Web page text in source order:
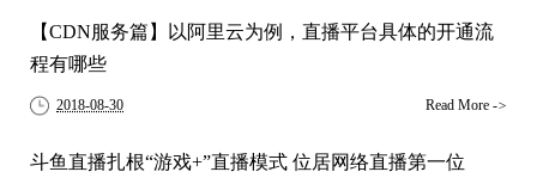
【CDN服务篇】以阿里云为例，直播平台具体的开通流
程有哪些
2018-08-30 Read More ->
斗鱼直播扎根“游戏+”直播模式 位居网络直播第一位